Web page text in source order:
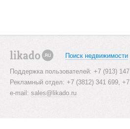
Поиск недвижимости
Поддержка пользователей: +7 (913)
Рекламный отдел: +7 (3812) 341 699,
e-mail: sales@likado.ru